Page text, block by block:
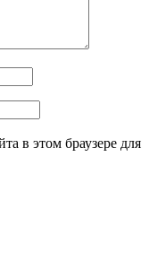
в этом браузере для